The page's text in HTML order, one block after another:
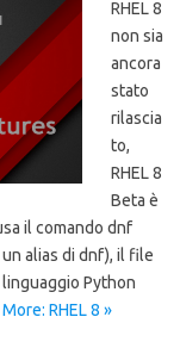
RHEL 8
non sia
ancora
stato
rilascia
to,
RHEL 8
Beta è
il comando dnf
alias di dnf), il file
Python
RHEL 8 »